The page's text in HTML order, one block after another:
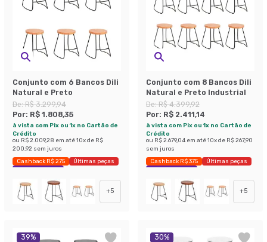
Conjunto com 6 Bancos Dili
Natural e Preto
De:R$ 3.299,94
Por: R$ 1.808,35
à vista com Pix ou 1x no Cartão de
Crédito
ou R$ 2.009,28 em até10x de R$
200,92 sem juros
Cashback R$ 275
Últimas peças
Economize 45%
+5
Conjunto com 8 Bancos Dili
Natural e Preto Industrial
De:R$ 4.399,92
Por: R$ 2.411,14
à vista com Pix ou 1x no Cartão de
Crédito
ou R$ 2.679,04 em até10x de R$ 267,90
sem juros
Cashback R$ 375
Últimas peças
Economize 45%
+5
39% 30%